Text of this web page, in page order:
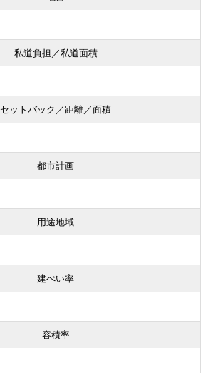
私道負担／私道面積
セットバック／距離／面積
都市計画
用途地域
建ぺい率
容積率